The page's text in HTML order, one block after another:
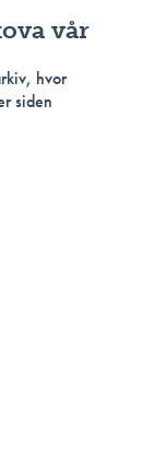
vår
hvor
siden